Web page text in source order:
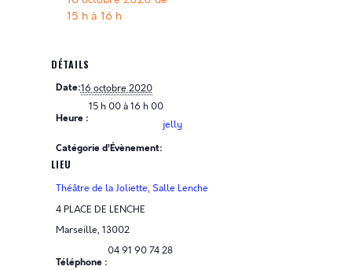
15 hà 16 h
DÉTAILS
Date:16 octobre 2020
Heure :
15 h 00 à 16 h 00
Catégorie d’Évènement:
jelly
LIEU
Théâtre de la Joliette, Salle Lenche
4 PLACE DE LENCHE
Marseille, 13002
Téléphone :
04 91 90 74 28